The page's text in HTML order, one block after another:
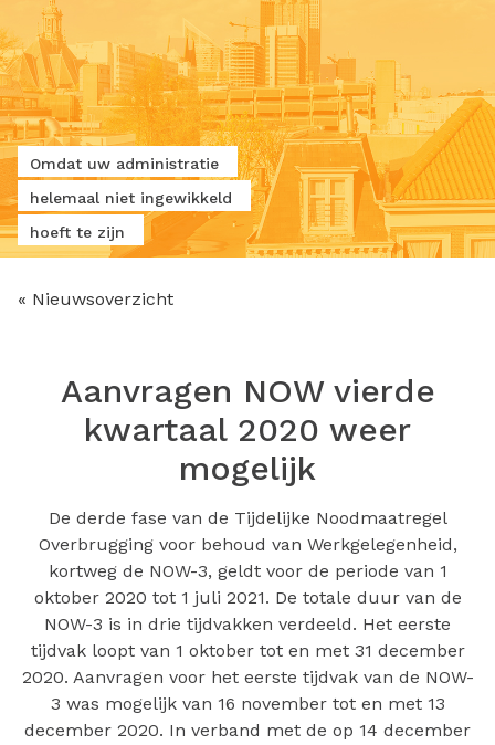
Omdat uw administratie
helemaal niet ingewikkeld
hoeft te zijn
« Nieuwsoverzicht
Aanvragen NOW vierde
kwartaal 2020 weer
mogelijk
De derde fase van de Tijdelijke Noodmaatregel
Overbrugging voor behoud van Werkgelegenheid,
kortweg de NOW-3, geldt voor de periode van 1
oktober 2020 tot 1 juli 2021. De totale duur van de
NOW-3 is in drie tijdvakken verdeeld. Het eerste
tijdvak loopt van 1 oktober tot en met 31 december
2020. Aanvragen voor het eerste tijdvak van de NOW-
3 was mogelijk van 16 november tot en met 13
december 2020. In verband met de op 14 december